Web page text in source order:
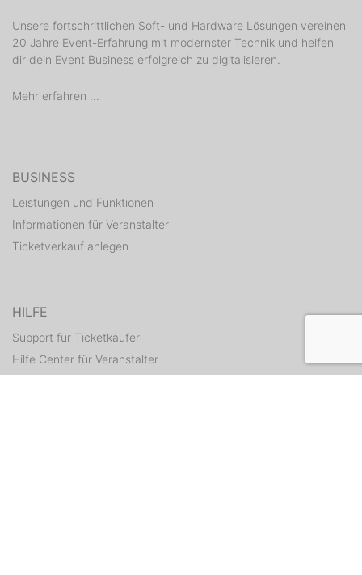
Unsere fortschrittlichen Soft- und Hardware Lösungen vereinen
20 Jahre Event-Erfahrung mit modernster Technik und helfen
dir dein Event Business erfolgreich zu digitalisieren.
Mehr erfahren ...
BUSINESS
Leistungen und Funktionen
Informationen für Veranstalter
Ticketverkauf anlegen
HILFE
Support für Ticketkäufer
Hilfe Center für Veranstalter